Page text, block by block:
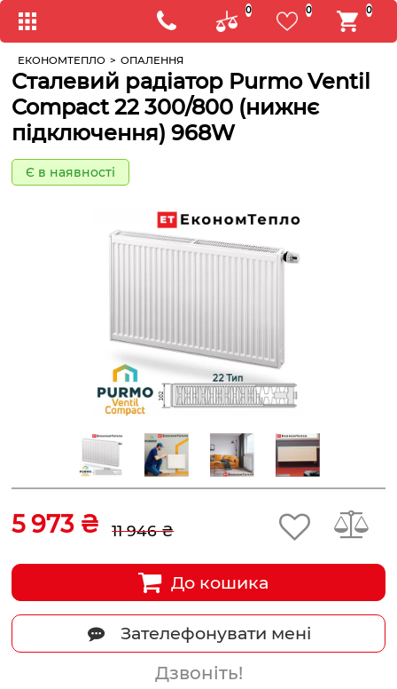
0 0 0
ЕКОНОМТЕПЛО > ОПАЛЕННЯ
Сталевий радіатор Purmo Ventil
Compact 22 300/800 (нижнє
підключення) 968W
Є в наявності
5 973 ₴ 11 946 ₴
До кошика
Зателефонувати мені
Дзвоніть!